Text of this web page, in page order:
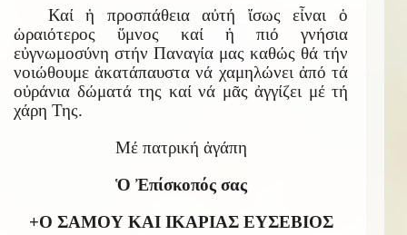
Καί ἡ προσπάθεια αὐτή ἴσως εἶναι ὁ
ὡραιότερος ὕμνος καί ἡ πιό γνήσια
εὐγνωμοσύνη στήν Παναγία μας καθώς θά τήν
νοιώθουμε ἀκατάπαυστα νά χαμηλώνει ἀπό τά
οὐράνια δώματά της καί νά μᾶς ἀγγίζει μέ τή
χάρη Της.
Μέ πατρική ἀγάπη
Ὁ Ἐπίσκοπός σας
+Ο ΣΑΜΟΥ ΚΑΙ ΙΚΑΡΙΑΣ ΕΥΣΕΒΙΟΣ